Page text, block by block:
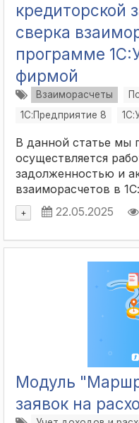
кредиторской
сверка
программе
фирмой
Взаиморасчеты
1С:Предприятие 8
В данной статье мы
осуществляется
задолженностью и
взаиморасчетов в
+ 22.05.2025
Модуль
заявок на